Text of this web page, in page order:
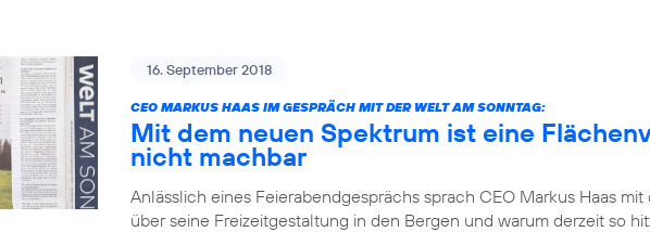
16. September 2018
CEO MARKUS HAAS IM GESPRÄCH MIT DER WELT AM SONNTAG:
Mit dem neuen Spektrum ist eine
nicht machbar
Anlässlich eines Feierabendgesprächs sprach CEO Markus Haas
über seine Freizeitgestaltung in den Bergen und warum derzeit so